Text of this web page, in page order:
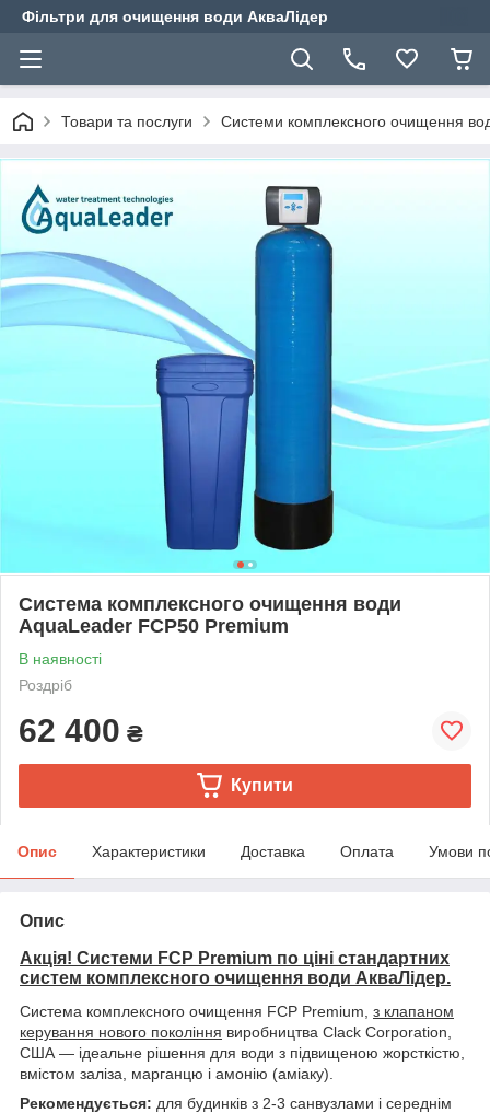
Фільтри для очищення води АкваЛідер
Товари та послуги Системи комплексного очищення
Система комплексного очищення води
AquaLeader FCP50 Premium
В наявності
Роздріб
62 400 ₴
Купити
Опис Характеристики Доставка Оплата Умови
Опис
Акція! Системи FCP Premium по ціні стандартних
систем комплексного очищення води АкваЛідер.
Система комплексного очищення FCP Premium, з клапаном
керування нового покоління виробництва Clack Corporation,
США ― ідеальне рішення для води з підвищеною жорсткістю,
вмістом заліза, марганцю і амонію (аміаку).
Рекомендується: для будинків з 2-3 санвузлами і середнім